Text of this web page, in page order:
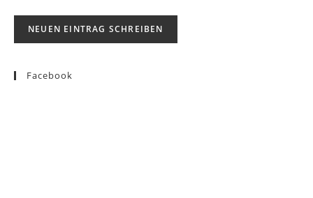
Facebook